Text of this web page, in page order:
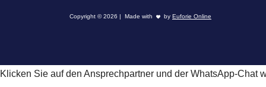
Copyright © 2026 | Made with by Euforie Online
Klicken Sie auf den Ansprechpartner und der WhatsApp-Chat